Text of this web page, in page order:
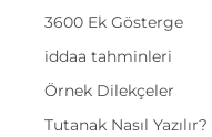
3600 Ek Gösterge
iddaa tahminleri
Örnek Dilekçeler
Tutanak Nasıl Yazılır?